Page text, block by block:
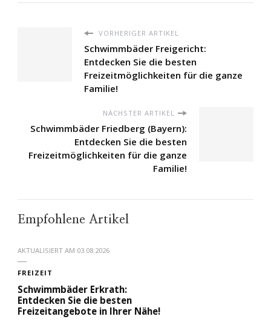
VORHERIGER ARTIKEL
Schwimmbäder Freigericht:
Entdecken Sie die besten
Freizeitmöglichkeiten für die ganze
Familie!
NÄCHSTER ARTIKEL
Schwimmbäder Friedberg (Bayern):
Entdecken Sie die besten
Freizeitmöglichkeiten für die ganze
Familie!
Empfohlene Artikel
AKTUALISIERT AM 03.08.2026
FREIZEIT
Schwimmbäder Erkrath:
Entdecken Sie die besten
Freizeitangebote in Ihrer Nähe!